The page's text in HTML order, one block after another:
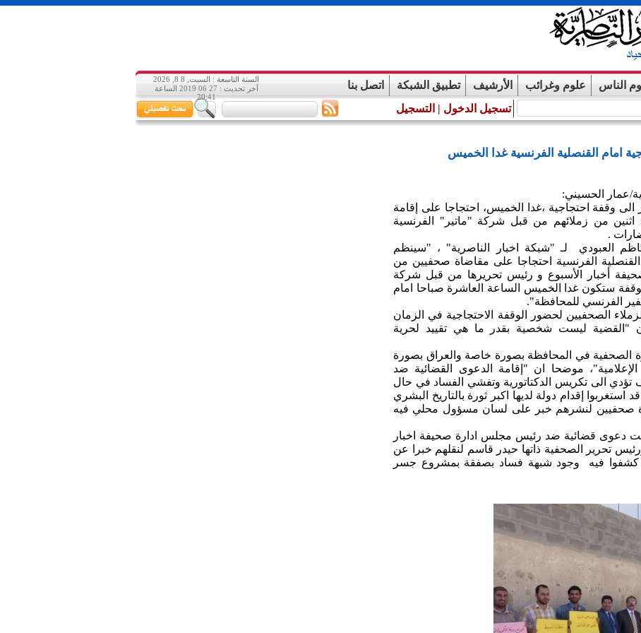
الناس علوم وغرائب الأرشيف تطبيق الشبكة اتصل بنا
السنة التاسعة : السبت, 8 8, 2026
آخر تحديث : 27 06 2019 الساعة
20:41
تسجيل الدخول | التسجيل
امام القنصلية الفرنسية غدا الخميس
عمار الحسيني:
وقفة احتجاجية ،غدا الخميس، احتجاجا على إقامة
من زملائهم من قبل شركة "ماتير" الفرنسية
.
العبودي لـ "شبكة اخبار الناصرية" ، "سينظم
الفرنسية احتجاجا على مقاضاة صحفيين من
أخبار الأسبوع و رئيس تحريرها من قبل شركة
ستكون غدا الخميس الساعة العاشرة صباحا امام
الفرنسي للمحافظة".
الصحفيين لحضور الوقفة الاحتجاجية في الزمان
"القضية ليست شخصية بقدر ما هي تقييد لحرية
الصحفية في المحافظة بصورة خاصة والعراق بصورة
موضحا ان "إقامة الدعوى القضائية ضد
تؤدي الى تكريس الدكتاتورية وتفشي الفساد في حال
إقدام دولة لديها اكبر ثورة بالتاريخ البشري
صحفيين لنشرهم خبر على لسان مسؤول محلي فيه
دعوى قضائية ضد رئيس مجلس ادارة صحيفة اخبار
تحرير الصحفية ذاتها حيدر قاسم لنقلهم خبرا عن
فيه وجود شبهة فساد بصفقة بمشروع جسر